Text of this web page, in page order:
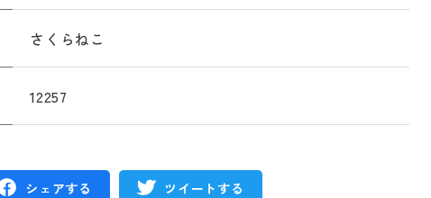
さくらねこ
12257
シェアする ツイートする